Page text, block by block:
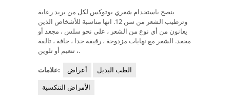
ينصح باستخدام شعري بوتوكس لكل من يريد رعاية
وترطيب الشعر من سن 12. انها مناسبة للأشخاص الذين
يعانون من أي نوع من الشعر ، على نحو سلس ، مجعد أو
مجعد. الشعر مع نهايات مزدوجة ، رقيقة جدا ، جافة ، تالفة
، تنعيم أو تلوين.
علامات: أعراض
الطب البديل
الأمراض التنكسية